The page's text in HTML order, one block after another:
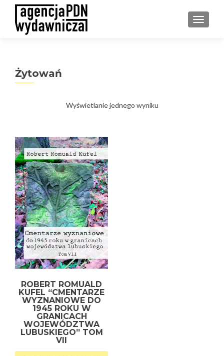
Żytowań
Wyświetlanie jednego wyniku
ROBERT ROMUALD
KUFEL “CMENTARZE
WYZNANIOWE DO
1945 ROKU W
GRANICACH
WOJEWÓDZTWA
LUBUSKIEGO” TOM
VII